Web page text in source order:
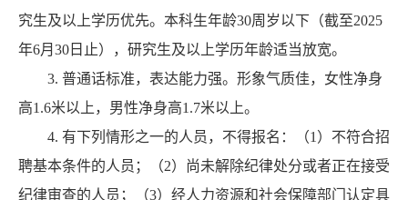
究生及以上学历优先。本科生年龄30周岁以下（截至2025
年6月30日止），研究生及以上学历年龄适当放宽。
3. 普通话标准，表达能力强。形象气质佳，女性净身
高1.6米以上，男性净身高1.7米以上。
4. 有下列情形之一的人员，不得报名：（1）不符合招
聘基本条件的人员；（2）尚未解除纪律处分或者正在接受
纪律审查的人员；（3）经人力资源和社会保障部门认定具